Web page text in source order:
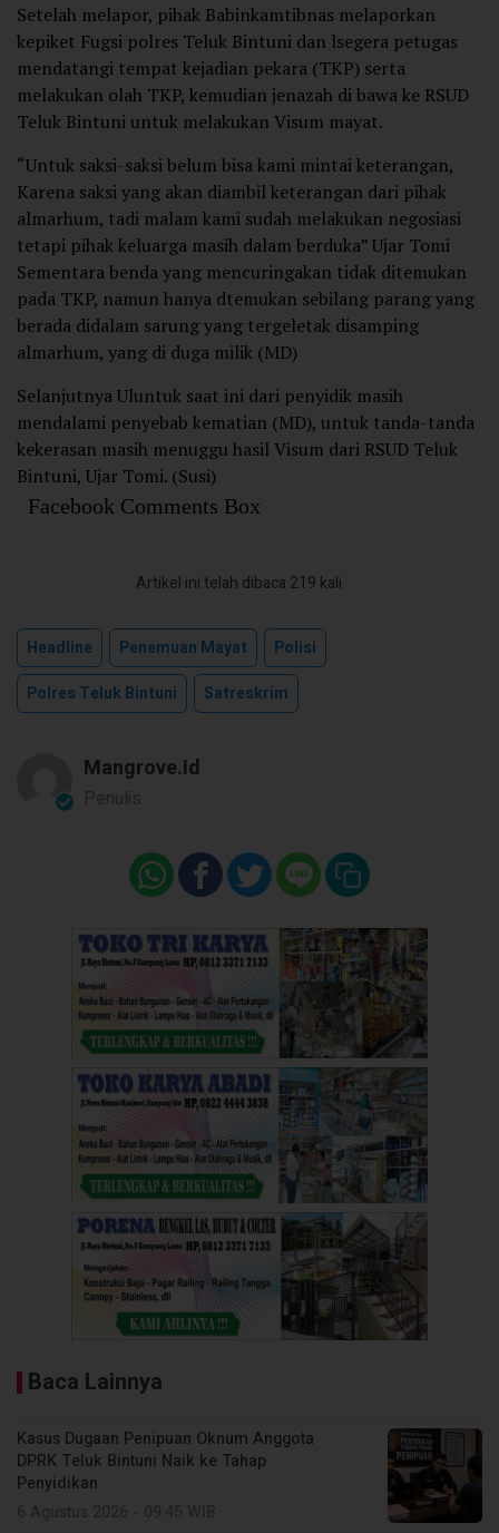
Setelah melapor, pihak Babinkamtibnas melaporkan
kepiket Fugsi polres Teluk Bintuni dan lsegera petugas
mendatangi tempat kejadian pekara (TKP) serta
melakukan olah TKP, kemudian jenazah di bawa ke RSUD
Teluk Bintuni untuk melakukan Visum mayat.
“Untuk saksi-saksi belum bisa kami mintai keterangan,
Karena saksi yang akan diambil keterangan dari pihak
almarhum, tadi malam kami sudah melakukan negosiasi
tetapi pihak keluarga masih dalam berduka” Ujar Tomi
Sementara benda yang mencuringakan tidak ditemukan
pada TKP, namun hanya dtemukan sebilang parang yang
berada didalam sarung yang tergeletak disamping
almarhum, yang di duga milik (MD)
Selanjutnya Uluntuk saat ini dari penyidik masih
mendalami penyebab kematian (MD), untuk tanda-tanda
kekerasan masih menuggu hasil Visum dari RSUD Teluk
Bintuni, Ujar Tomi. (Susi)
Facebook Comments Box
Artikel ini telah dibaca 219 kali
Headline Penemuan Mayat
Polisi
Polres Teluk Bintuni
Satreskrim
Mangrove.id
Baca Lainnya
Kasus Dugaan Penipuan Oknum Anggota
DPRK Teluk Bintuni Naik ke Tahap
Penyidikan